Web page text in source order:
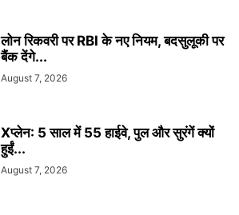
लोन रिकवरी पर RBI के नए नियम, बदसुलूकी पर
बैंक देंगे...
August 7, 2026
Xप्लेन: 5 साल में 55 हाईवे, पुल और सुरंगें क्यों
हुईं...
August 7, 2026